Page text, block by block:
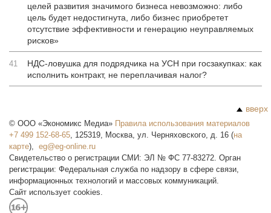
целей развития значимого бизнеса невозможно: либо
цель будет недостигнута, либо бизнес приобретет
отсутствие эффективности и генерацию неуправляемых
рисков»
41
НДС-ловушка для подрядчика на УСН при госзакупках: как
исполнить контракт, не переплачивая налог?
вверх
© ООО «Экономикс Медиа» Правила использования материалов
+7 499 152-68-65, 125319, Москва, ул. Черняховского, д. 16 (на
карте),
Свидетельство о регистрации СМИ: ЭЛ № ФС 77-83272. Орган
регистрации: Федеральная служба по надзору в сфере связи,
информационных технологий и массовых коммуникаций.
Сайт использует cookies.